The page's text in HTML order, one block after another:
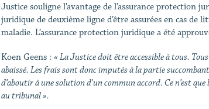
Justice souligne l’avantage de l’assurance protection
juridique de deuxième ligne d’être assurées en cas de
maladie. L’assurance protection juridique a été
Koen Geens : « La Justice doit être accessible à tous.
abaissé. Les frais sont donc imputés à la partie
d’aboutir à une solution d'un commun accord. Ce n’est
au tribunal ».